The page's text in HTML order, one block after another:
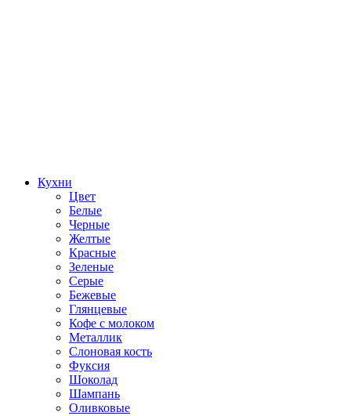
Кухни
Цвет
Белые
Черные
Желтые
Красные
Зеленые
Серые
Бежевые
Глянцевые
Кофе с молоком
Металлик
Слоновая кость
Фуксия
Шоколад
Шампань
Оливковые